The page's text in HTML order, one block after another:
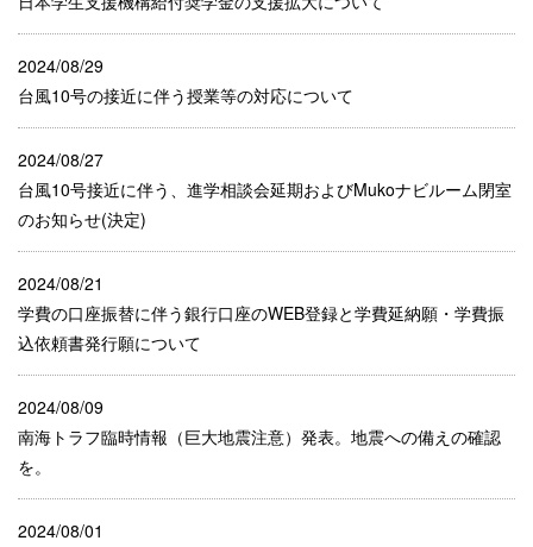
2024/08/29
台風10号の接近に伴う授業等の対応について
2024/08/27
台風10号接近に伴う、進学相談会延期およびMukoナビルーム閉室
のお知らせ(決定)
2024/08/21
学費の口座振替に伴う銀行口座のWEB登録と学費延納願・学費振
込依頼書発行願について
2024/08/09
南海トラフ臨時情報（巨大地震注意）発表。地震への備えの確認
を。
2024/08/01